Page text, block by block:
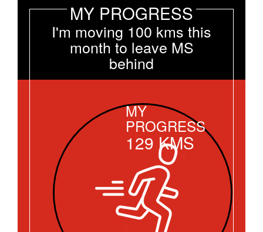
MY PROGRESS
I'm moving 100 kms this
month to leave MS
behind
MY
PROGRESS
129 KMS